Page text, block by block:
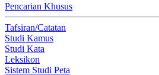
Pencarian Khusus
Tafsiran/Catatan
Studi Kamus
Studi Kata
Leksikon
Sistem Studi Peta